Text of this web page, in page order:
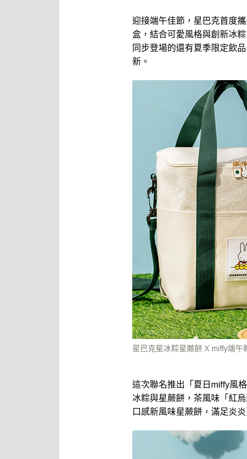
迎接端午佳節，星巴克首度
盒，結合可愛風格與創新冰
同步登場的還有夏季限定飲
新。
星巴克星冰粽星蕨餅 X miffy端午
這次聯名推出「夏日miffy風
冰粽與星蕨餅，茶風味「紅
口感新風味星蕨餅，滿足炎